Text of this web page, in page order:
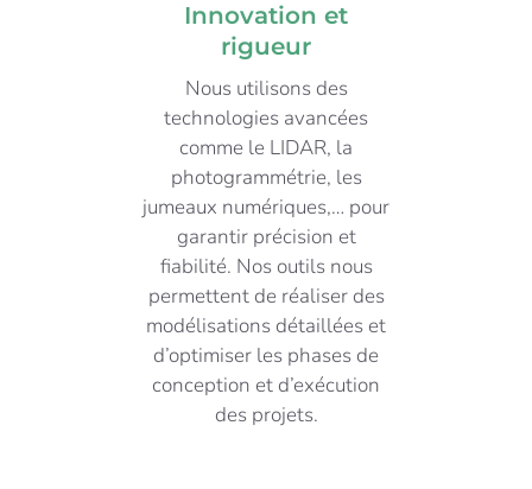
Innovation et
rigueur
Nous utilisons des
technologies avancées
comme le LIDAR, la
photogrammétrie, les
jumeaux numériques,… pour
garantir précision et
fiabilité. Nos outils nous
permettent de réaliser des
modélisations détaillées et
d’optimiser les phases de
conception et d’exécution
des projets.